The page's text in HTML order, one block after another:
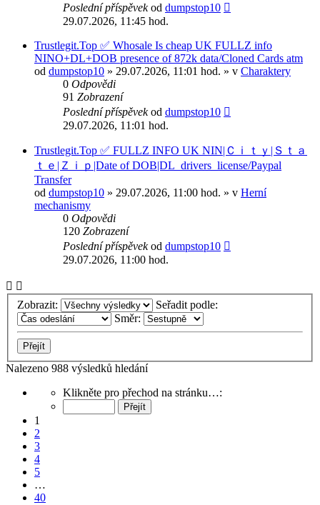
Poslední příspěvekod dumpstop10
29.07.2026, 11:45 hod.
Trustlegit.Top ✅ Whosale Is cheap UK FULLZ info
NINO+DL+DOB presence of 872k data/Cloned Cards atm
od dumpstop10 » 29.07.2026, 11:01 hod. » v Charaktery
0 Odpovědi
91 Zobrazení
Poslední příspěvekod dumpstop10
29.07.2026, 11:01 hod.
Trustlegit.Top ✅ FULLZ INFO UK NIN|Ｃｉｔｙ|Ｓｔａ
ｔｅ|Ｚｉｐ|Date of DOB|DL_drivers_license/Paypal
Transfer
od dumpstop10 » 29.07.2026, 11:00 hod. » v Herní
mechanismy
0 Odpovědi
120 Zobrazení
Poslední příspěvekod dumpstop10
29.07.2026, 11:00 hod.
Zobrazit:
Seřadit podle:
Směr:
Nalezeno 988 výsledků hledání
Stránka
z
40
Klikněte pro přechod na stránku…:
1
2
3
4
5
…
40